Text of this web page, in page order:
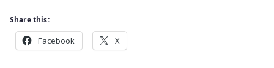
Share this:
Facebook X